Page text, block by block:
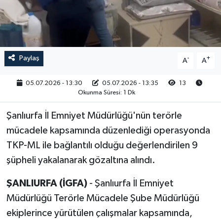
Paylaş A- A+
05.07.2026 - 13:30 05.07.2026 - 13:35
13
Okunma Süresi: 1 Dk
Şanlıurfa İl Emniyet Müdürlüğü'nün terörle
mücadele kapsamında düzenlediği operasyonda
TKP-ML ile bağlantılı olduğu değerlendirilen 9
şüpheli yakalanarak gözaltına alındı.
ŞANLIURFA (İGFA)- Şanlıurfa İl Emniyet
Müdürlüğü Terörle Mücadele Şube Müdürlüğü
ekiplerince yürütülen çalışmalar kapsamında,
RESMİ İLAN